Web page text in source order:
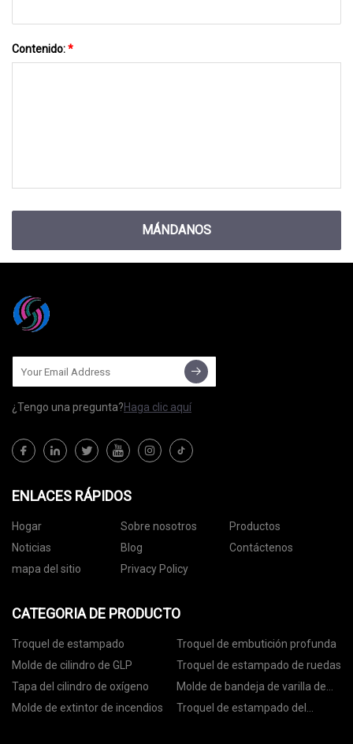
Contenido:*
MÁNDANOS
¿Tengo una pregunta?Haga clic aquí
ENLACES RÁPIDOS
Hogar Sobre nosotros
Productos
Noticias
Blog
Contáctenos
mapa del sitio
Privacy Policy
CATEGORIA DE PRODUCTO
Troquel de estampado
Troquel de embutición profunda
Molde de cilindro de GLP
Troquel de estampado de ruedas
Tapa del cilindro de oxígeno
Molde de bandeja de varilla de
anclaje
Molde de extintor de incendios
Troquel de estampado del